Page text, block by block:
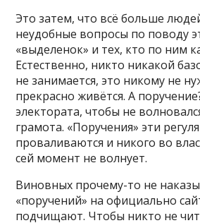
Это затем, что всё больше
неудобные вопросы по поводу
«выделенок» и тех, кто по ним
Естественно, никто никакой
не занимается, это никому не
прекрасно живётся. А
электората, чтобы не
грамота. «Поручения» эти
проваливаются и никого во
сей момент не волнует.
Виновных прочему-то не
«поручений» на официально
подчищают. Чтобы никто не